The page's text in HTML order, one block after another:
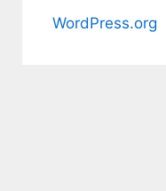
WordPress.org